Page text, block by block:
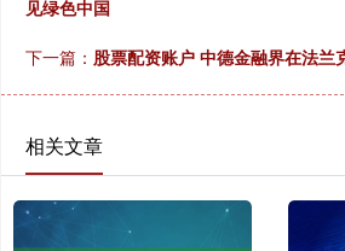
见绿色中国
下一篇： 股票配资账户 中德金融界在法兰
相关文章